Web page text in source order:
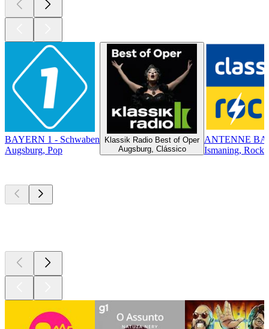
BAYERN 1 - Schwaben
Augsburg, Pop
Klassik Radio Best of Oper
Augsburg, Clássico
ANTENNE
Ismaning, Rock